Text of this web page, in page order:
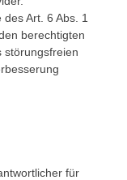
Art. 6 Abs. 1
berechtigten
störungsfreien
für